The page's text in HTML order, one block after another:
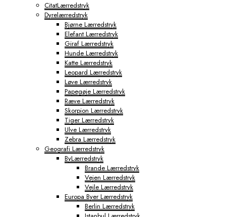
CitatLærredstryk
Dyrelærredstryk
Bjørne Lærredstryk
Elefant Lærredstryk
Giraf Lærredstryk
Hunde Lærredstryk
Katte Lærredstryk
Leopard Lærredstryk
Løve Lærredstryk
Papegøje Lærredstryk
Ræve Lærredstryk
Skorpion Lærredstryk
Tiger Lærredstryk
Ulve Lærredstryk
Zebra Lærredstryk
Geografi Lærredstryk
ByLærredstryk
Brande Lærredstryk
Vejen Lærredstryk
Vejle Lærredstryk
Europa Byer Lærredstryk
Berlin Lærredstryk